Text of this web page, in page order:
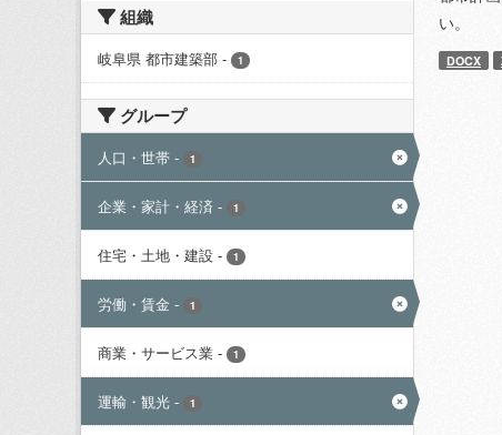
組織
岐阜県 都市建築部 - 1
グループ
人口・世帯 - 1
企業・家計・経済 - 1
住宅・土地・建設 - 1
労働・賃金 - 1
商業・サービス業 - 1
運輸・観光 - 1
い。
DOCX